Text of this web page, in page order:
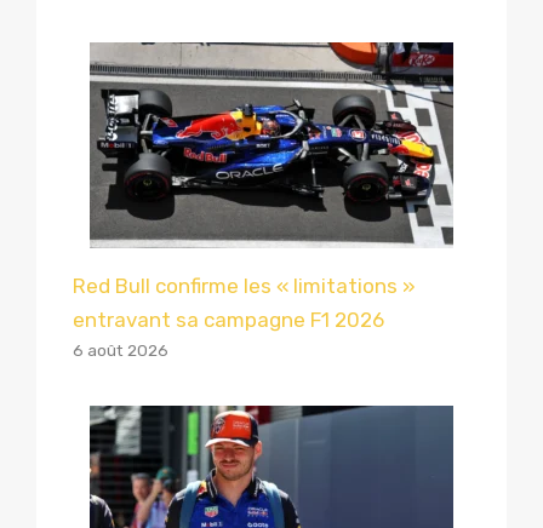
Red Bull confirme les « limitations »
entravant sa campagne F1 2026
6 août 2026